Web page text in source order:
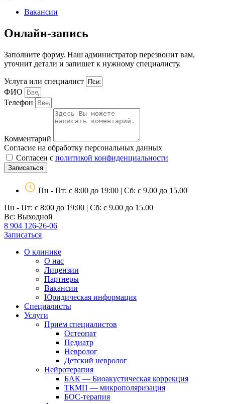
Вакансии
Онлайн-запись
Заполните форму. Наш администратор перезвонит вам,
уточнит детали и запишет к нужному специалисту.
Услуга или специалист
ФИО
Телефон
Комментарий
Согласие на обработку персональных данных
Согласен с политикой конфиденциальности
Записаться
Пн - Пт: с 8:00 до 19:00 | Сб: с 9.00 до 15.00
Пн - Пт: с 8:00 до 19:00 | Сб: с 9.00 до 15.00
Вс: Выходной
8 904 126-26-06
Записаться
О клинике
О нас
Лицензии
Партнеры
Вакансии
Юридическая информация
Специалисты
Услуги
Прием специалистов
Остеопат
Педиатр
Невролог
Детский невролог
Нейротерапия
БАК — Биоакустическая коррекция
ТКМП — микрополяризация
БОС-терапия